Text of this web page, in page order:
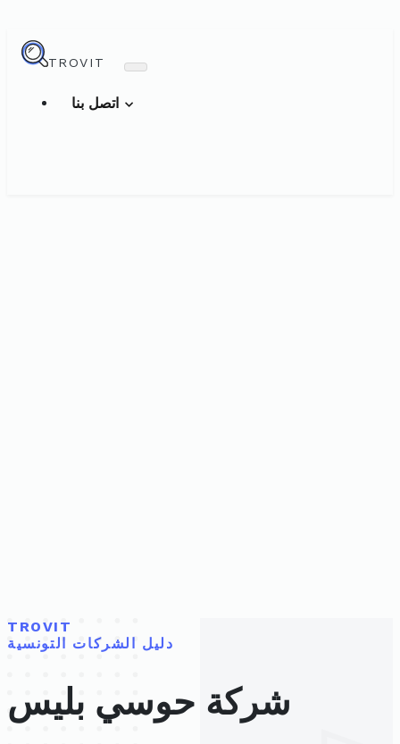
TROVIT
TROVIT
دليل الشركات التونسية
شركة حوسي بليس